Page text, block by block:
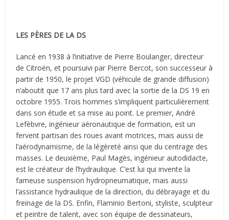
LES PÈRES DE LA DS
Lancé en 1938 à l’initiative de Pierre Boulanger, directeur
de Citroën, et poursuivi par Pierre Bercot, son successeur à
partir de 1950, le projet VGD (véhicule de grande diffusion)
n’aboutit que 17 ans plus tard avec la sortie de la DS 19 en
octobre 1955. Trois hommes s’impliquent particulièrement
dans son étude et sa mise au point. Le premier, André
Lefèbvre, ingénieur aéronautique de formation, est un
fervent partisan des roues avant motrices, mais aussi de
l’aérodynamisme, de la légèreté ainsi que du centrage des
masses. Le deuxième, Paul Magès, ingénieur autodidacte,
est le créateur de l’hydraulique. C’est lui qui invente la
fameuse suspension hydropneumatique, mais aussi
l’assistance hydraulique de la direction, du débrayage et du
freinage de la DS. Enfin, Flaminio Bertoni, styliste, sculpteur
et peintre de talent, avec son équipe de dessinateurs,